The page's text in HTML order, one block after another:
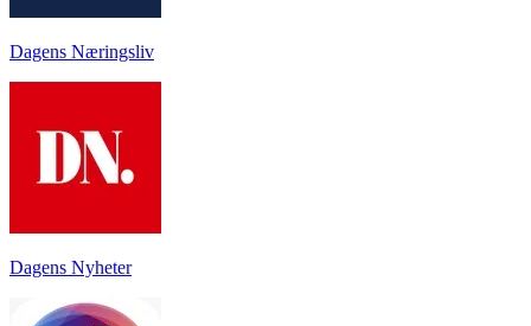
Dagens Næringsliv
Dagens Nyheter